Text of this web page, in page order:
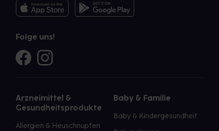
Folge uns!
Arzneimittel &
Gesundheitsprodukte
Allergien & Heuschnupfen
Baby & Familie
Baby & Kindergesundheit